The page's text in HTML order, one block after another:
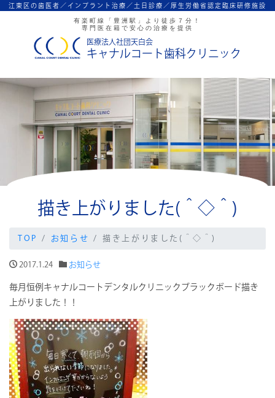
江東区の歯医者／インプラント治療／ 土日診療／厚生労働省認定臨床研修施設
有楽町線「豊洲駅」より徒歩７分！
専門医在籍で安心の治療を提供
医療法人社団天白会
キャナルコート歯科クリニック
描き上がりました(＾◇＾)
TOP お知らせ 描き上がりました(＾◇＾)
2017.1.24 お知らせ
毎月恒例キャナルコートデンタルクリニックブラックボード描き
上がりました！！